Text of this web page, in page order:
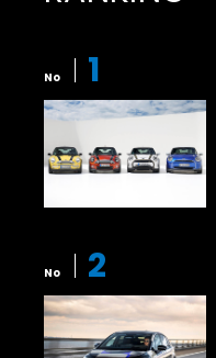
No 1
No 2